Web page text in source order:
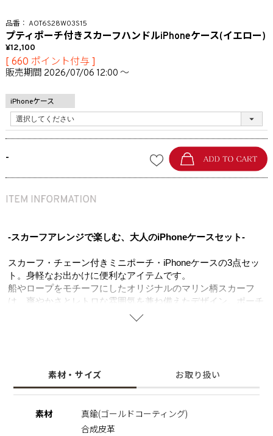
AOT6S28W03S15
プティポーチ付きスカーフハンドルiPhoneケース(イエロー)
12,100
[ 660 ポイント付与 ]
販売期間 2026/07/06 12:00 〜
iPhoneケース
-
-スカーフアレンジで楽しむ、大人のiPhoneケースセット-
スカーフ・チェーン付きミニポーチ・iPhoneケースの3点セッ
ト。身軽なお出かけに便利なアイテムです。
船やロープをモチーフにしたオリジナルのマリン柄スカーフ
は、爽やかさとレトロな雰囲気を兼ね備えたデザイン。ポーチ
の金具に結べばハンドルとして使え、コーディネートのアクセ
は首元やバッグに巻くなどアレンジも自在です。
実用性と遊び心を兼ね備えた、毎日のお出かけを彩るアイテム
※ギフトラッピング
素材・サイズ お取り扱い
素材
真鍮(ゴールドコーティング)
合成皮革